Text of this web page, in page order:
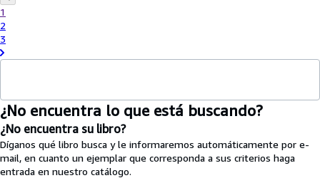
1
2
3
¿No encuentra lo que está buscando?
¿No encuentra su libro?
Díganos qué libro busca y le informaremos automáticamente por e-
mail, en cuanto un ejemplar que corresponda a sus criterios haga
entrada en nuestro catálogo.